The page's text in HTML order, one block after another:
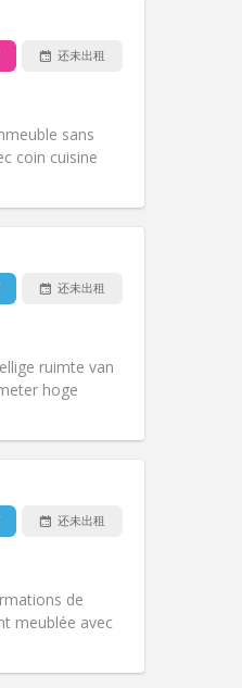
还未出租
sans
coin cuisine
还未出租
ruimte van
hoge
还未出租
de
meublée avec